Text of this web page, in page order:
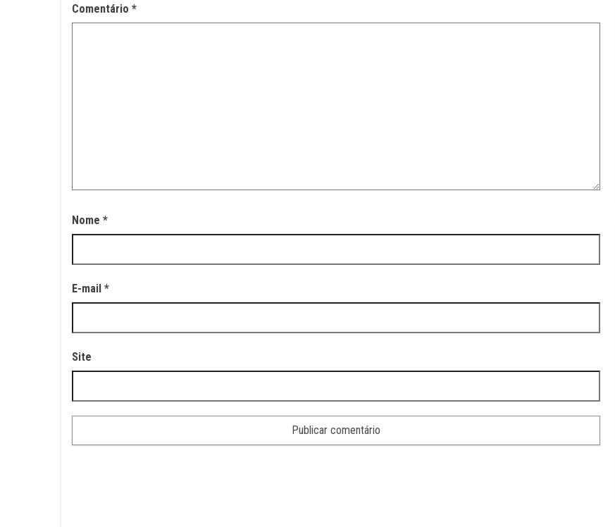
Comentário *
Nome *
E-mail *
Site